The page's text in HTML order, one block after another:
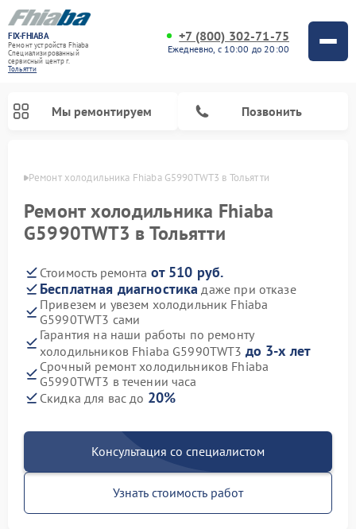
FIX-FHIABA
Ремонт устройств Fhiaba
Специализированный
cервисный центр г.
Тольятти
+7 (800) 302-71-75
Ежедневно, с 10:00 до 20:00
Мы ремонтируем Позвонить
Ремонт холодильника Fhiaba G5990TWT3 в Тольятти
Ремонт холодильника Fhiaba
G5990TWT3 в Тольятти
Стоимость ремонта от 510 руб.
Бесплатная диагностика даже при отказе
Привезем и увезем холодильник Fhiaba
G5990TWT3 сами
Гарантия на наши работы по ремонту
холодильников Fhiaba G5990TWT3 до 3-х лет
Срочный ремонт холодильников Fhiaba
G5990TWT3 в течении часа
Скидка для вас до 20%
Консультация со специалистом
Узнать стоимость работ